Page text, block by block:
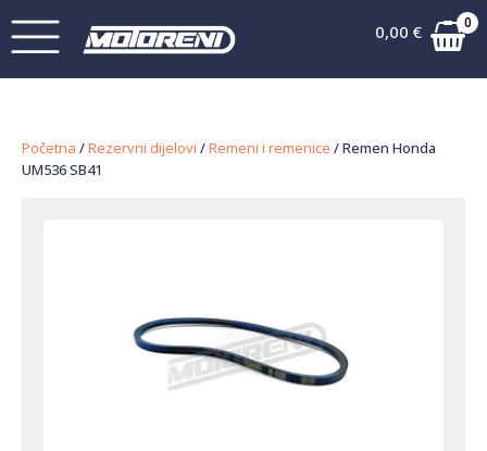
0,00 € 0
Početna /Rezervni dijelovi /Remeni i remenice / Remen Honda
UM536 SB41